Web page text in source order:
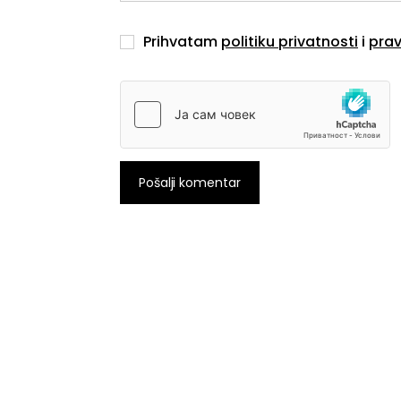
Prihvatam politiku privatnosti i
Pošalji komentar